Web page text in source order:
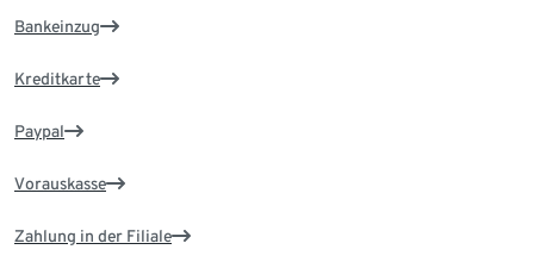
Bankeinzug
Kreditkarte
Paypal
Vorauskasse
Zahlung in der Filiale